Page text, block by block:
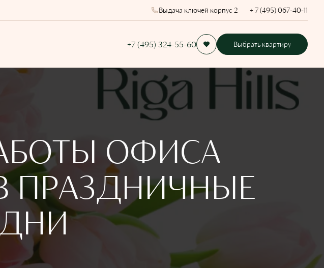
Выдача ключей корпус 2 + 7 (495) 067-40-11
+7 (495) 324-55-60 Выбрать квартиру
ОФИСА
ПРАЗДНИЧНЫЕ